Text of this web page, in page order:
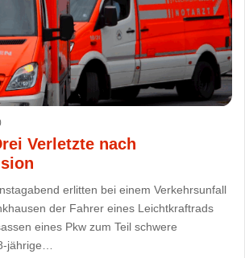
Verletzte nach
erlitten bei einem Verkehrsunfall
der Fahrer eines Leichtkraftrads
eines Pkw zum Teil schwere
jährige…